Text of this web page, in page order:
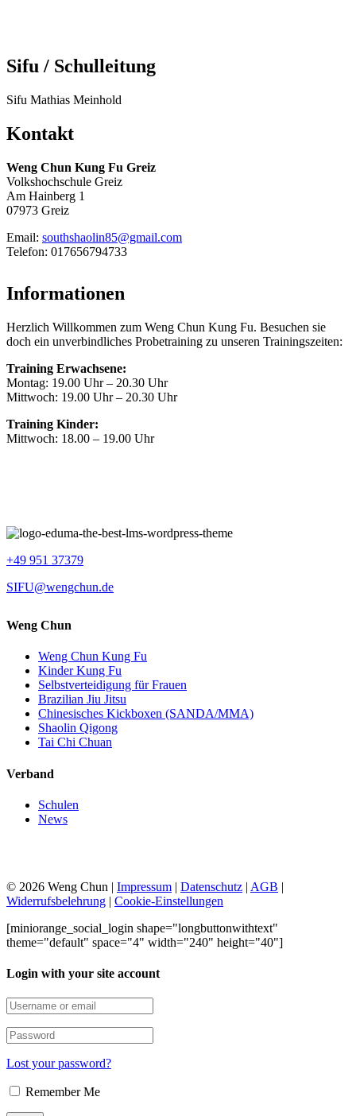
Sifu / Schulleitung
Sifu Mathias Meinhold
Kontakt
Weng Chun Kung Fu Greiz
Volkshochschule Greiz
Am Hainberg 1
07973 Greiz
Email: southshaolin85@gmail.com
Telefon: 017656794733
Informationen
Herzlich Willkommen zum Weng Chun Kung Fu. Besuchen sie
doch ein unverbindliches Probetraining zu unseren Trainingszeiten:
Training Erwachsene:
Montag: 19.00 Uhr – 20.30 Uhr
Mittwoch: 19.00 Uhr – 20.30 Uhr
Training Kinder:
Mittwoch: 18.00 – 19.00 Uhr
+49 951 37379
SIFU@wengchun.de
Weng Chun
Weng Chun Kung Fu
Kinder Kung Fu
Selbstverteidigung für Frauen
Brazilian Jiu Jitsu
Chinesisches Kickboxen (SANDA/MMA)
Shaolin Qigong
Tai Chi Chuan
Verband
Schulen
News
© 2026 Weng Chun | Impressum | Datenschutz | AGB |
Widerrufsbelehrung | Cookie-Einstellungen
[miniorange_social_login shape="longbuttonwithtext"
theme="default" space="4" width="240" height="40"]
Login with your site account
Lost your password?
Remember Me